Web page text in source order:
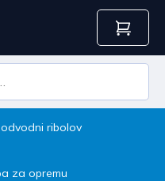
ribolov
za opremu